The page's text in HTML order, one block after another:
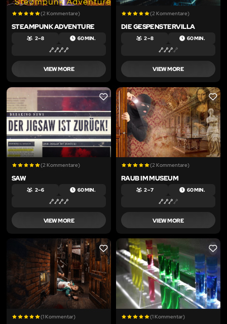
(2 Kommentare)
STEAMPUNK ADVENTURE
2 – 8 60 MIN.
VIEW MORE
(2 Kommentare)
DIE GESPENSTERVILLA
2 – 8 60 MIN.
VIEW MORE
LIKE
(2 Kommentare)
SAW
2 – 6 60 MIN.
VIEW MORE
LIKE
(2 Kommentare)
RAUB IM MUSEUM
2 – 7 60 MIN.
VIEW MORE
LIKE
(1 Kommentar)
LIKE
(1 Kommentar)